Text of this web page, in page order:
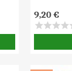
9,20 €
starstarstarstar